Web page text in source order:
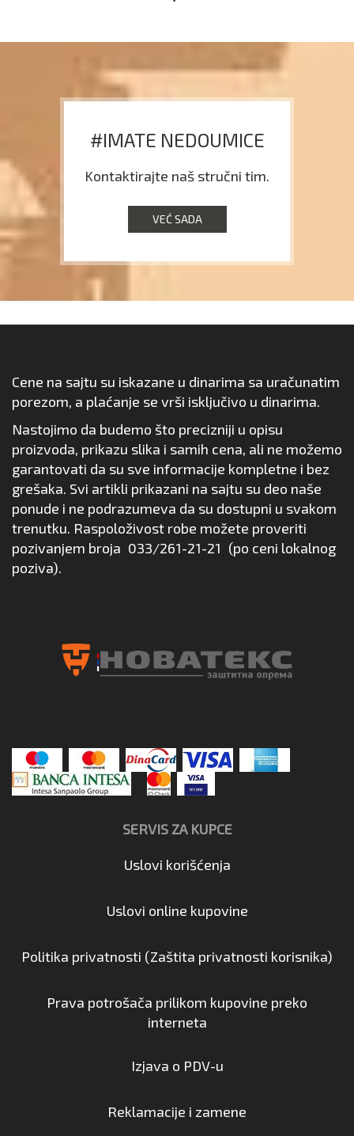
#IMATE NEDOUMICE
Kontaktirajte naš stručni tim.
VEĆ SADA
Cene na sajtu su iskazane u dinarima sa uračunatim
porezom, a plaćanje se vrši isključivo u dinarima.
Nastojimo da budemo što precizniji u opisu
proizvoda, prikazu slika i samih cena, ali ne možemo
garantovati da su sve informacije kompletne i bez
grešaka. Svi artikli prikazani na sajtu su deo naše
ponude i ne podrazumeva da su dostupni u svakom
trenutku. Raspoloživost robe možete proveriti
pozivanjem broja 033/261-21-21 (po ceni lokalnog
poziva).
SERVIS ZA KUPCE
Uslovi korišćenja
Uslovi online kupovine
Politika privatnosti (Zaštita privatnosti korisnika)
Prava potrošača prilikom kupovine preko
interneta
Izjava o PDV-u
Reklamacije i zamene